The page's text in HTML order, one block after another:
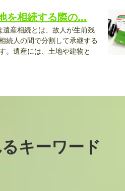
を相続する際の...
遺産相続とは、故人が生前残
続人の間で分割して承継する
。遺産には、土地や建物と
キーワード